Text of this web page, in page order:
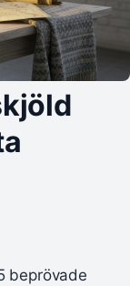
beprövade